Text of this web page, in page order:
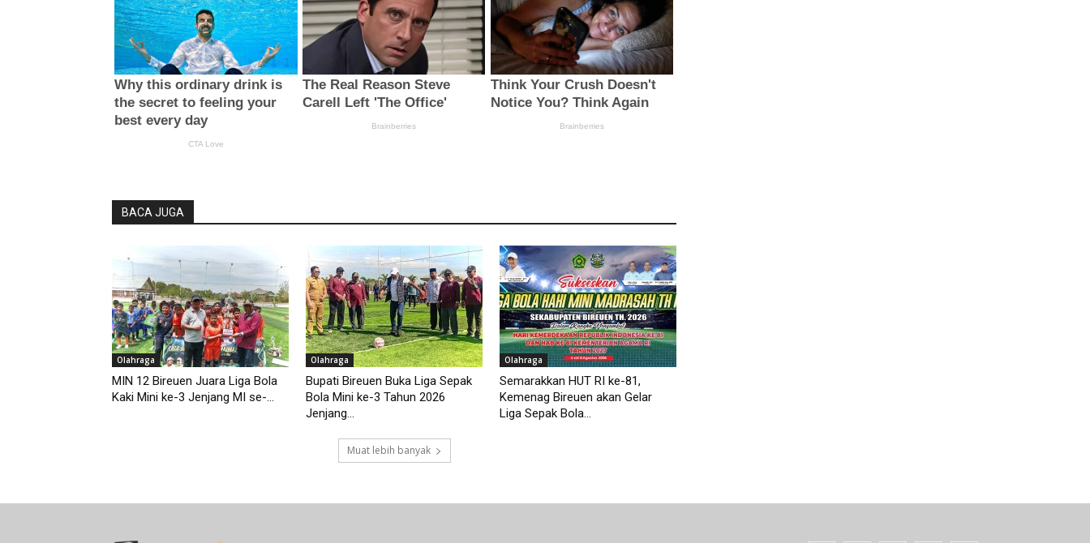
BACA JUGA
Olahraga
MIN 12 Bireuen Juara Liga Bola
Kaki Mini ke-3 Jenjang MI se-...
Olahraga
Bupati Bireuen Buka Liga Sepak
Bola Mini ke-3 Tahun 2026
Jenjang...
Olahraga
Semarakkan HUT RI ke-81,
Kemenag Bireuen akan Gelar
Liga Sepak Bola...
Muat lebih banyak